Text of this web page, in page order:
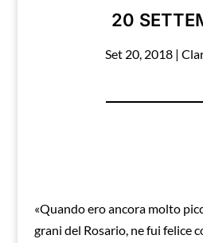
20
Set 20, 2018|
«Quando ero ancora molto
grani del Rosario, ne fui felice